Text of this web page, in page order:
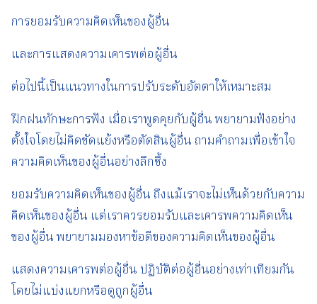
การยอมรับความคิดเห็นของผู้อื่น
และการแสดงความเคารพต่อผู้อื่น
ต่อไปนี้เป็นแนวทางในการปรับระดับอัตตาให้เหมาะสม
ฝึกฝนทักษะการฟัง เมื่อเราพูดคุยกับผู้อื่น พยายามฟังอย่าง
ตั้งใจโดยไม่คิดขัดแย้งหรือตัดสินผู้อื่น ถามคำถามเพื่อเข้าใจ
ความคิดเห็นของผู้อื่นอย่างลึกซึ้ง
ยอมรับความคิดเห็นของผู้อื่น ถึงแม้เราจะไม่เห็นด้วยกับความ
คิดเห็นของผู้อื่น แต่เราควรยอมรับและเคารพความคิดเห็น
ของผู้อื่น พยายามมองหาข้อดีของความคิดเห็นของผู้อื่น
แสดงความเคารพต่อผู้อื่น ปฏิบัติต่อผู้อื่นอย่างเท่าเทียมกัน
โดยไม่แบ่งแยกหรือดูถูกผู้อื่น